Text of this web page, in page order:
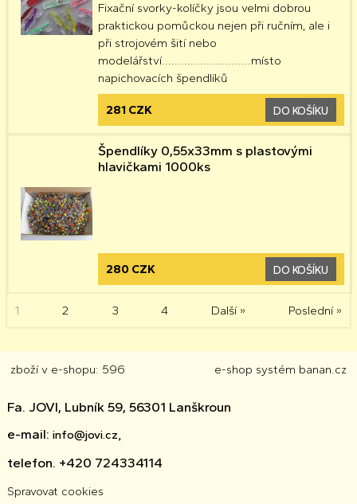
Fixační svorky-kolíčky jsou velmi dobrou
praktickou pomůckou nejen při ručním, ale i
při strojovém šití nebo
modelářství............................místo
napichovacích špendlíků
281 CZK DO KOŠÍKU
Špendlíky 0,55x33mm s plastovými
hlavičkami 1000ks
280 CZK DO KOŠÍKU
1 2 3 4 Další » Poslední »
zboží v e-shopu: 596 e-shop systém banan.cz
Fa. JOVI, Lubník 59, 56301 Lanškroun
e-mail: info@jovi.cz,
telefon. +420 724334114
Spravovat cookies